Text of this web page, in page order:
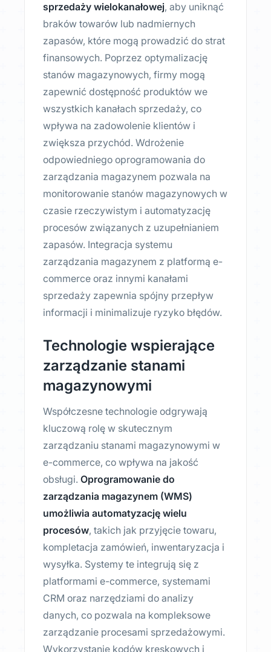
sprzedaży wielokanałowej, aby uniknąć
braków towarów lub nadmiernych
zapasów, które mogą prowadzić do strat
finansowych. Poprzez optymalizację
stanów magazynowych, firmy mogą
zapewnić dostępność produktów we
wszystkich kanałach sprzedaży, co
wpływa na zadowolenie klientów i
zwiększa przychód. Wdrożenie
odpowiedniego oprogramowania do
zarządzania magazynem pozwala na
monitorowanie stanów magazynowych w
czasie rzeczywistym i automatyzację
procesów związanych z uzupełnianiem
zapasów. Integracja systemu
zarządzania magazynem z platformą e-
commerce oraz innymi kanałami
sprzedaży zapewnia spójny przepływ
informacji i minimalizuje ryzyko błędów.
Technologie wspierające
zarządzanie stanami
magazynowymi
Współczesne technologie odgrywają
kluczową rolę w skutecznym
zarządzaniu stanami magazynowymi w
e-commerce, co wpływa na jakość
obsługi. Oprogramowanie do
zarządzania magazynem (WMS)
umożliwia automatyzację wielu
procesów, takich jak przyjęcie towaru,
kompletacja zamówień, inwentaryzacja i
wysyłka. Systemy te integrują się z
platformami e-commerce, systemami
CRM oraz narzędziami do analizy
danych, co pozwala na kompleksowe
zarządzanie procesami sprzedażowymi.
Wykorzystanie kodów kreskowych i